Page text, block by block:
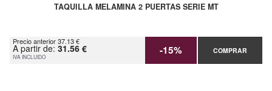
TAQUILLA MELAMINA 2 PUERTAS SERIE MT
Precio anterior 37.13 €
A partir de: 31.56 €
IVA INCLUIDO -15% COMPRAR